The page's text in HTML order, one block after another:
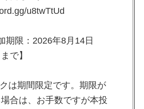
u8twTtUd
期限：2026年8月14日
で】
は期間限定です。期限が
合は、お手数ですが本投